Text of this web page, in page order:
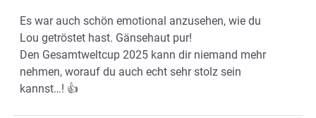
Es war auch schön emotional anzusehen, wie du
Lou getröstet hast. Gänsehaut pur!
Den Gesamtweltcup 2025 kann dir niemand mehr
nehmen, worauf du auch echt sehr stolz sein
kannst…! 👍